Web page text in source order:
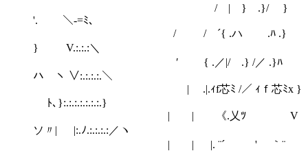
/ | } .}/ }
'. ＼-=ﾐ､
/ / ´{ .ハ .ﾊ .}
} V.:.:.:＼
′ { .／|/ .} /／ .}ﾊ
ハ ヽ ∨:.:.:.:.＼
| .|.ｨf芯ﾐ /／ ｨｆ芯ﾐx }
ﾄ､}:.:.:.:.:.:.:.}
| | 《.乂ﾂ V
ソ〃| |:.ﾉ.:.:.:.:／ヽ
| | |. ¨´ ' ｀¨